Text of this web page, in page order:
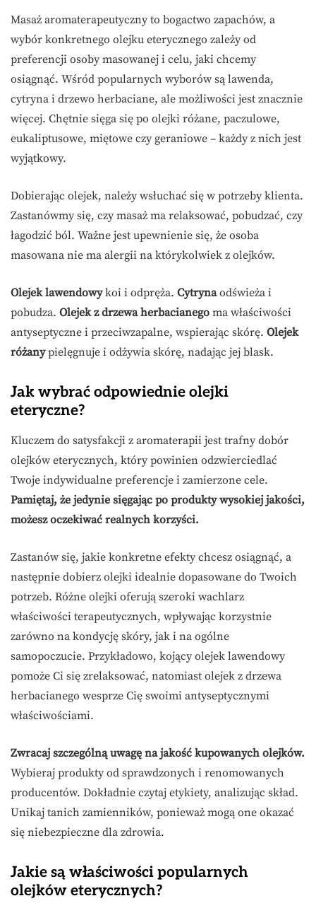
Masaż aromaterapeutyczny to bogactwo zapachów, a
wybór konkretnego olejku eterycznego zależy od
preferencji osoby masowanej i celu, jaki chcemy
osiągnąć. Wśród popularnych wyborów są lawenda,
cytryna i drzewo herbaciane, ale możliwości jest znacznie
więcej. Chętnie sięga się po olejki różane, paczulowe,
eukaliptusowe, miętowe czy geraniowe – każdy z nich jest
wyjątkowy.
Dobierając olejek, należy wsłuchać się w potrzeby klienta.
Zastanówmy się, czy masaż ma relaksować, pobudzać, czy
łagodzić ból. Ważne jest upewnienie się, że osoba
masowana nie ma alergii na którykolwiek z olejków.
Olejek lawendowykoi i odpręża. Cytrynaodświeża i
pobudza. Olejek z drzewa herbacianego ma właściwości
antyseptyczne i przeciwzapalne, wspierając skórę. Olejek
różanypielęgnuje i odżywia skórę, nadając jej blask.
Jak wybrać odpowiednie olejki
eteryczne?
Kluczem do satysfakcji z aromaterapii jest trafny dobór
olejków eterycznych, który powinien odzwierciedlać
Twoje indywidualne preferencje i zamierzone cele.
Pamiętaj, że jedynie sięgając po produkty wysokiej jakości,
możesz oczekiwać realnych korzyści.
Zastanów się, jakie konkretne efekty chcesz osiągnąć, a
następnie dobierz olejki idealnie dopasowane do Twoich
potrzeb. Różne olejki oferują szeroki wachlarz
właściwości terapeutycznych, wpływając korzystnie
zarówno na kondycję skóry, jak i na ogólne
samopoczucie. Przykładowo, kojący olejek lawendowy
pomoże Ci się zrelaksować, natomiast olejek z drzewa
herbacianego wesprze Cię swoimi antyseptycznymi
właściwościami.
Zwracaj szczególną uwagę na jakość kupowanych olejków.
Wybieraj produkty od sprawdzonych i renomowanych
producentów. Dokładnie czytaj etykiety, analizując skład.
Unikaj tanich zamienników, ponieważ mogą one okazać
się niebezpieczne dla zdrowia.
Jakie są właściwości popularnych
olejków eterycznych?